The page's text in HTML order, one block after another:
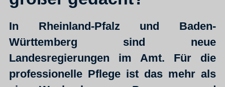
In Rheinland-Pfalz und Baden-
Württemberg sind neue
Landesregierungen im Amt. Für die
professionelle Pflege ist das mehr als